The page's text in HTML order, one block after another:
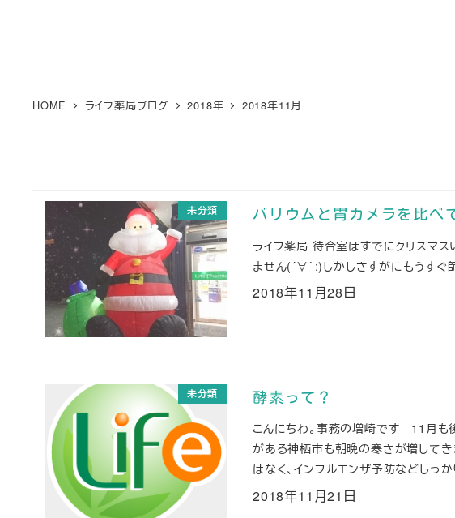
HOME ライフ薬局ブログ 2018年 2018年11月
未分類 バリウムと胃カメラを
ライフ薬局 待合室はすでにクリスマ
ません(´∀｀;)しかしさすがにもうす
投稿日
2018年11月28日
未分類 酵素って？
こんにちわ。事務の増崎です 11月も
がある神栖市も朝晩の寒さが増して
はなく、インフルエンザ予防などしっ
投稿日
2018年11月21日